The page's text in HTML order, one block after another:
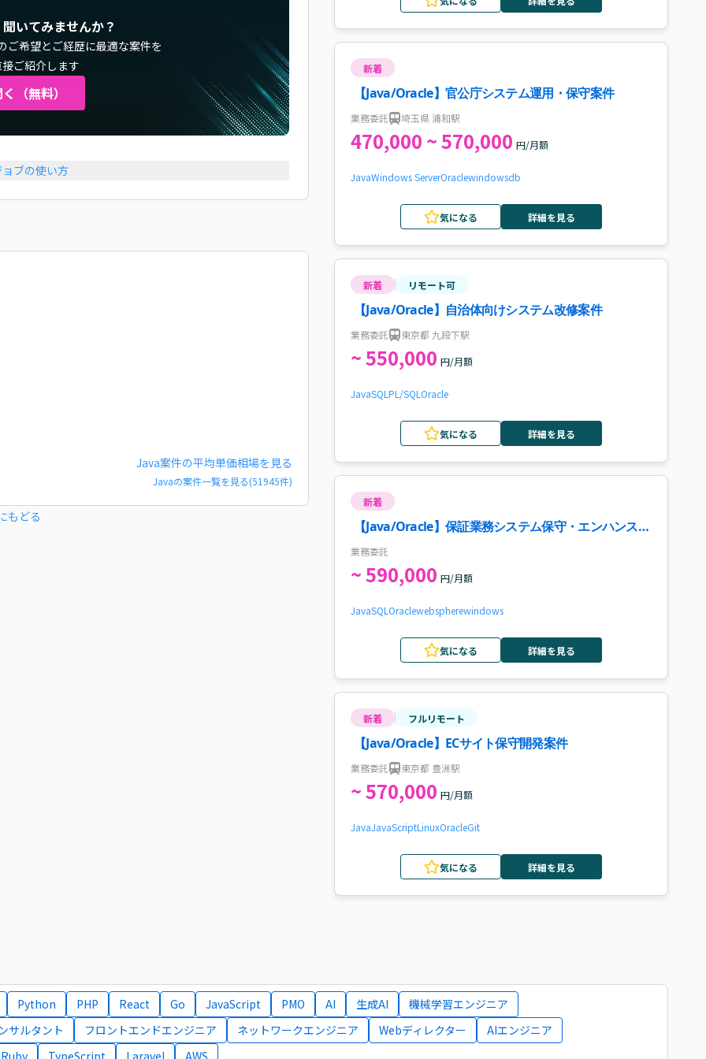
いてみませんか？
ご希望とご経歴に最適な案件を
ご紹介します
（無料）
ブの使い方
Java案件の平均単価相場を見る
Javaの案件一覧を見る(51945件)
もどる
新着
【Java/Oracle】官公庁システム運用・保守案件
業務委託 埼玉県 浦和駅
470,000 ~ 570,000 円/月額
JavaWindows ServerOraclewindowsdb
気になる 詳細を見る
新着 リモート可
【Java/Oracle】自治体向けシステム改修案件
業務委託 東京都 九段下駅
~ 550,000 円/月額
JavaSQL PL/SQL Oracle
気になる 詳細を見る
新着
【Java/Oracle】保証業務システム保守・エンハンス案
件・求人
業務委託
~ 590,000 円/月額
JavaSQL Oraclewebspherewindows
気になる 詳細を見る
新着 フルリモート
【Java/Oracle】ECサイト保守開発案件
業務委託 東京都 豊洲駅
~ 570,000 円/月額
JavaJavaScriptLinuxOracleGit
気になる 詳細を見る
Python PHP React Go JavaScript PMO AI 生成AI
機械学習エンジニア
サルタント
フロントエンドエンジニア ネットワークエンジニア Webディレクター
AIエンジニア
Ruby
TypeScript Laravel AWS